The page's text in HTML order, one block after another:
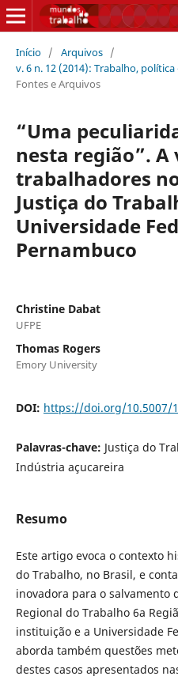
Início / Arquivos /
v. 6 n. 12 (2014): Trabalho,
Fontes e Arquivos
“Uma
nesta região”. A
trabalhadores
Justiça do
Universidade
Pernambuco
Christine Dabat
UFPE
Thomas Rogers
Emory University
DOI: https://doi.org/10.5007/
Palavras-chave: Justiça do
Indústria açucareira
Resumo
Este artigo evoca o contexto
do Trabalho, no Brasil, e
inovadora para o salvamento
Regional do Trabalho 6a
instituição e a Universidade
aborda também questões
destes casos apresentados